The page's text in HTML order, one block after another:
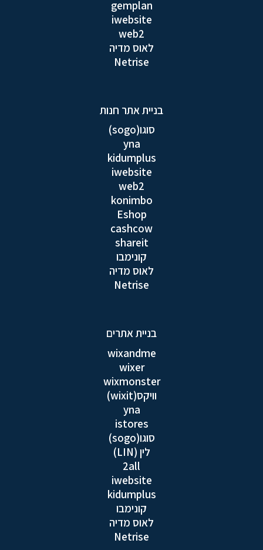
gemplan
iwebsite
web2
לאוס מדיה
Netrise
בניית אתר חנות
סוגו(sogo)
yna
kidumplus
iwebsite
web2
konimbo
Eshop
cashcow
shareit
קונימבו
לאוס מדיה
Netrise
בניית אתרים
wixandme
wixer
wixmonster
וויקס(wixit)
yna
istores
סוגו(sogo)
לין (LIN)
2all
iwebsite
kidumplus
קונימבו
לאוס מדיה
Netrise